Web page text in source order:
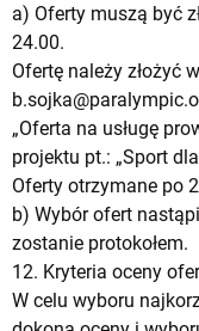
a) Oferty muszą być
24.00.
Ofertę należy złożyć
„Oferta na usługę
projektu pt.: „Sport
Oferty otrzymane po
b) Wybór ofert
zostanie protokołem.
12. Kryteria oceny
W celu wyboru